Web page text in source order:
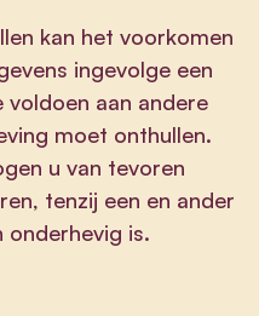
het voorkomen
ingevolge een
aan andere
moet onthullen.
u van tevoren
tenzij een en ander
onderhevig is.